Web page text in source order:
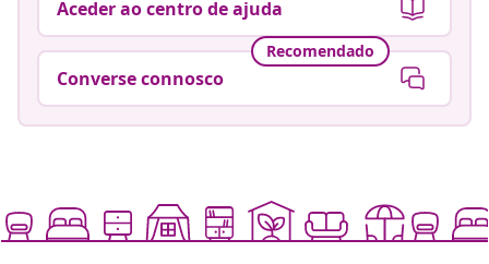
Aceder ao centro de ajuda
Recomendado
Converse connosco